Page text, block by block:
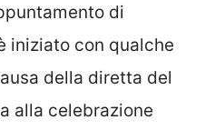
di
iniziato con qualche
della diretta del
alla celebrazione